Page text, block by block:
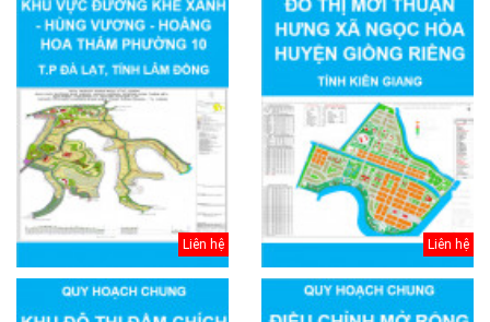
Liên hệ Liên hệ